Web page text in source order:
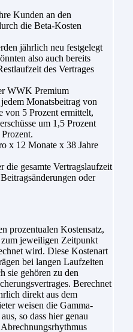
Kunden an den
die Beta-Kosten
jährlich neu festgelegt
also auch bereits
des Vertrages
WWK Premium
Monatsbeitrag von
von 5 Prozent ermittelt,
um 1,5 Prozent
x 12 Monate x 38 Jahre
die gesamte Vertragslaufzeit
oder
prozentualen Kostensatz,
jeweiligen Zeitpunkt
wird. Diese Kostenart
bei langen Laufzeiten
sie gehören zu den
Berechnet
direkt aus dem
weisen die Gamma-
so dass hier genau